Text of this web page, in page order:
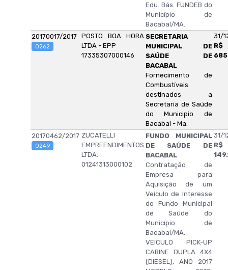
Edu. Bás. FUNDEB do
Município de
Bacabal/MA.
20170017/2017
0262
POSTO BOA HORA
LTDA - EPP
17335307000146
SECRETARIA
MUNICIPAL DE
SAÚDE DE
BACABAL
Fornecimento de
Combustíveis
destinados a
Secretaria de Saúde
do Municipio de
Bacabal - Ma.
31/
R$
20170462/2017
0249
ZUCATELLI
EMPREENDIMENTOS
LTDA.
01241313000102
FUNDO MUNICIPAL
DE SAÚDE DE
BACABAL
Contratação de
Empresa para
Aquisição de um
Veículo de Interesse
do Fundo Municipal
de Saúde do
Município de
Bacabal/MA.
VEICULO PICK-UP
CABINE DUPLA 4X4
(DIESEL), ANO 2017
31/
R$